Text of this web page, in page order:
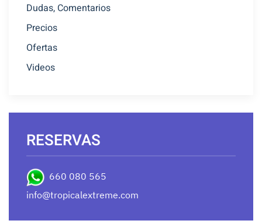
Dudas, Comentarios
Precios
Ofertas
Videos
RESERVAS
660 080 565
info@tropicalextreme.com